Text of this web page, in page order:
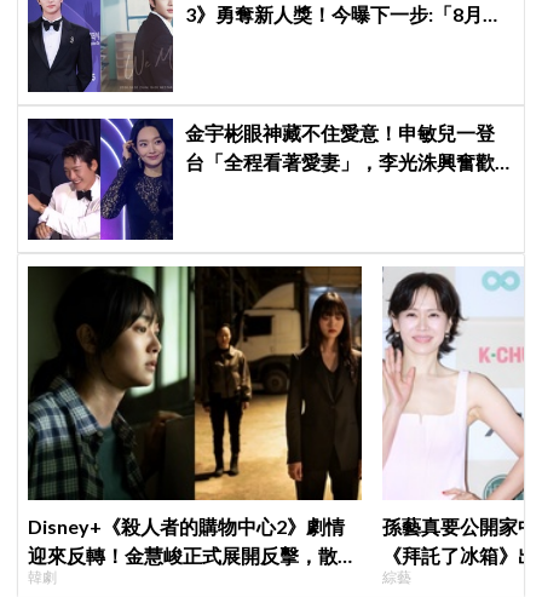
3》勇奪新人獎！今曝下一步:「8月底
金宇彬眼神藏不住愛意！申敏兒一登
台「全程看著愛妻」，李光洙興奮歡
Disney+《殺人者的購物中心2》劇情
迎來反轉！金慧峻正式展開反擊，散發
「叔叔李棟旭」般強大氣場
韓劇
孫藝真要公開家
《拜託了冰箱》
玄彬婚後日常掀期
綜藝